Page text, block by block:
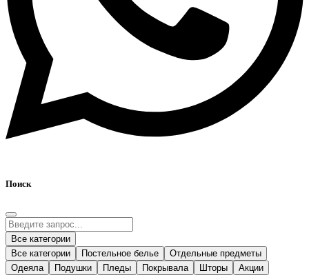
Поиск
Все категории
Все категории
Постельное белье
Отдельные предметы
Одеяла
Подушки Пледы Покрывала Шторы Акции